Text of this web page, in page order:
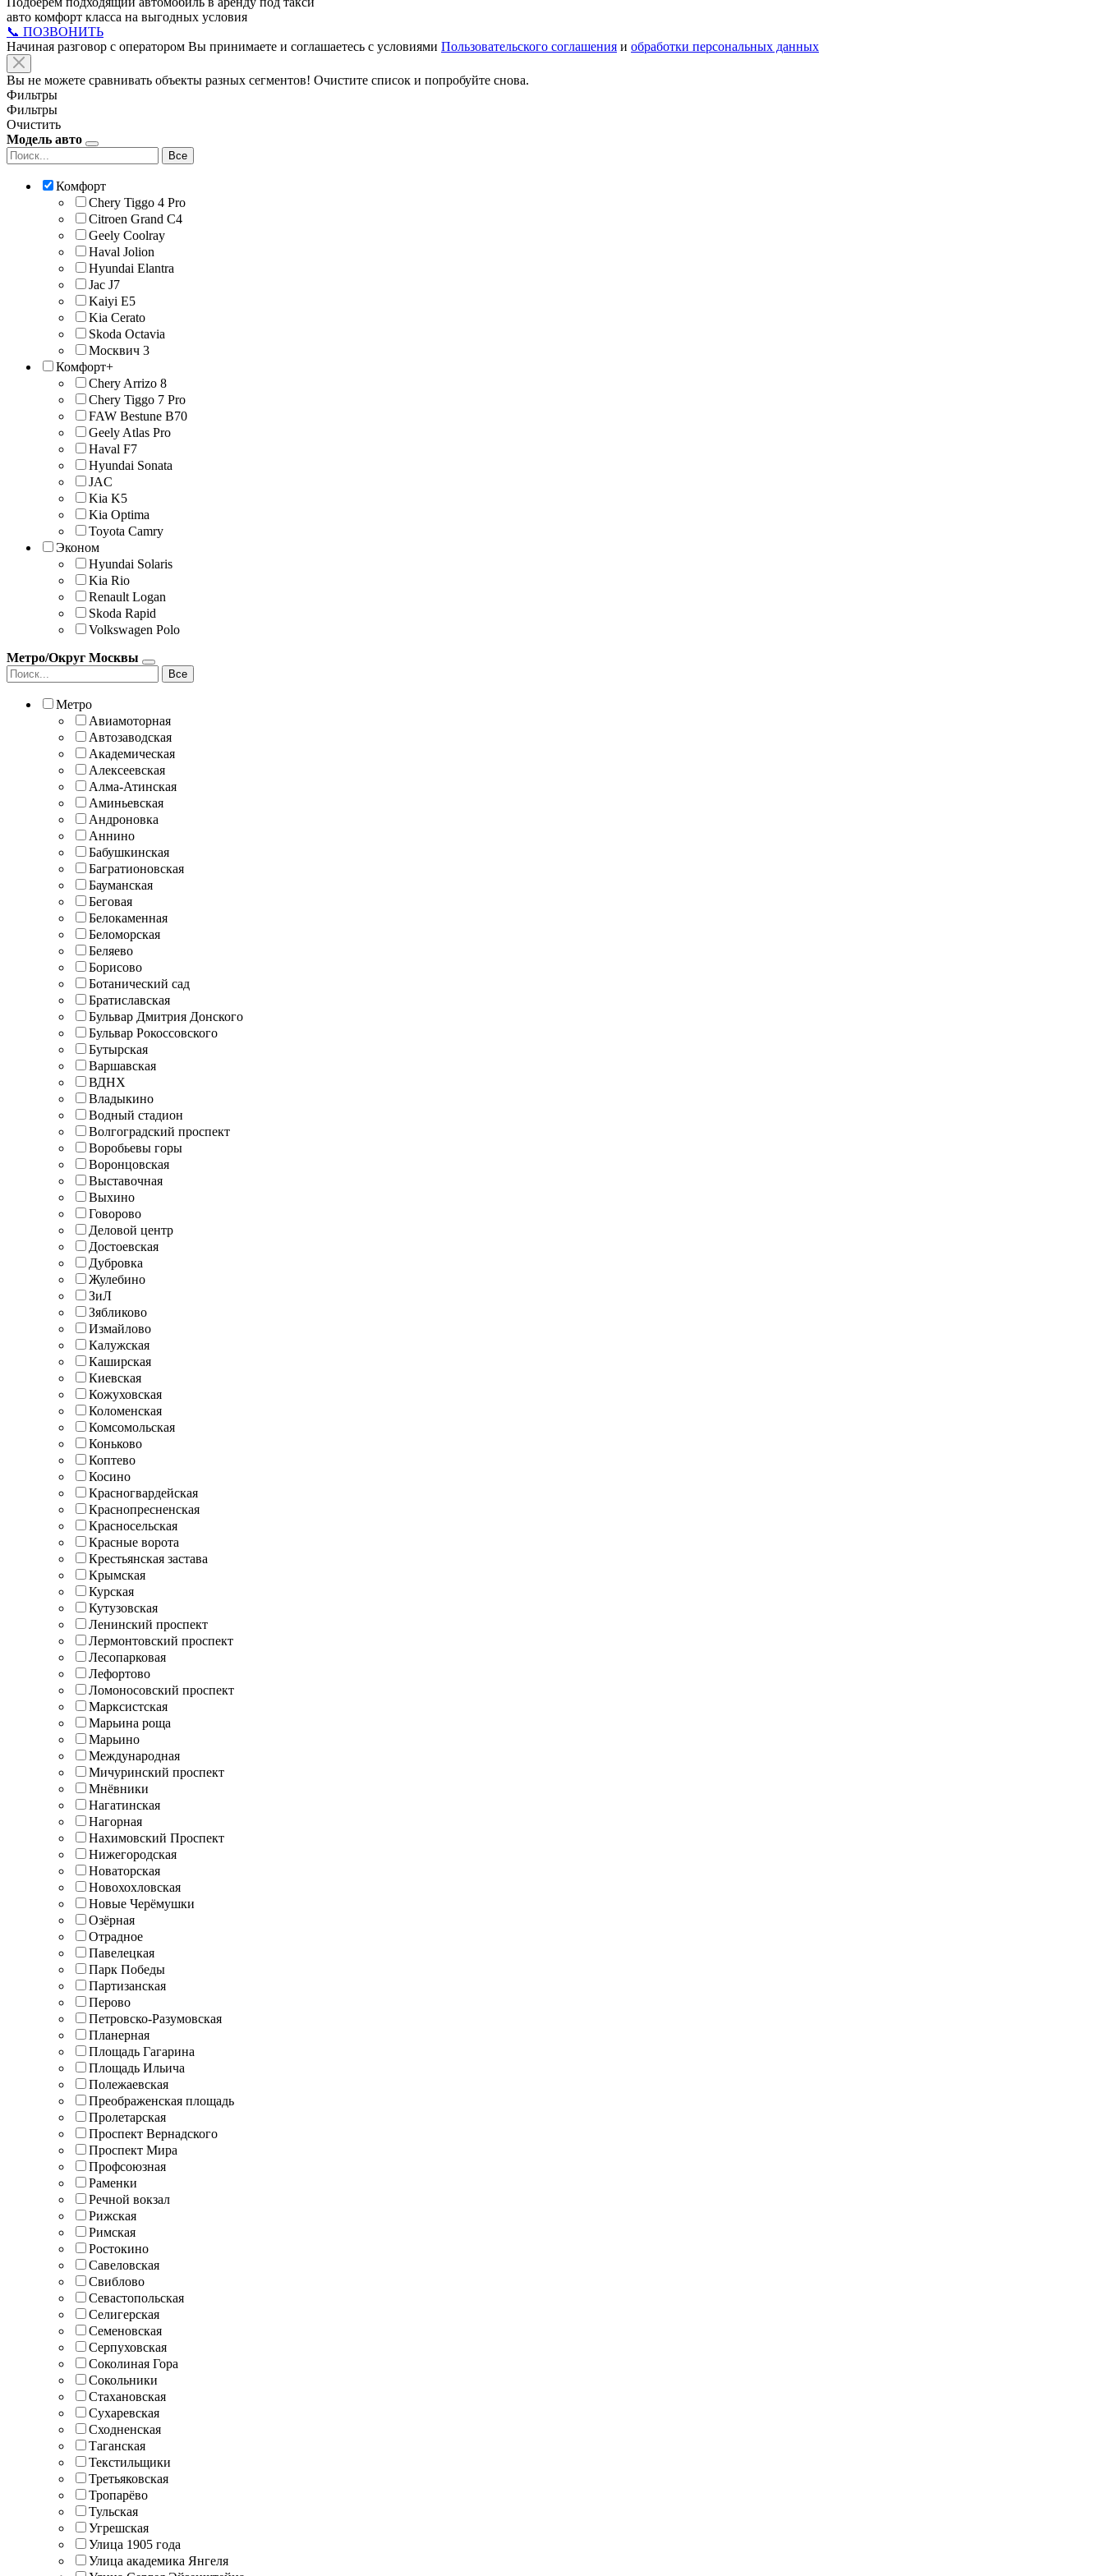
авто комфорт класса на выгодных условия
📞 ПОЗВОНИТЬ
Начиная разговор с оператором Вы принимаете и соглашаетесь с условиями Пользовательского соглашения и обработки персональных данных
Вы не можете сравнивать объекты разных сегментов! Очистите список и попробуйте снова.
Фильтры
Фильтры
Очистить
Модель авто
Все
Комфорт
Chery Tiggo 4 Pro
Citroen Grand C4
Geely Coolray
Haval Jolion
Hyundai Elantra
Jac J7
Kaiyi E5
Kia Cerato
Skoda Octavia
Москвич 3
Комфорт+
Chery Arrizo 8
Chery Tiggo 7 Pro
FAW Bestune B70
Geely Atlas Pro
Haval F7
Hyundai Sonata
JAС
Kia K5
Kia Optima
Toyota Camry
Эконом
Hyundai Solaris
Kia Rio
Renault Logan
Skoda Rapid
Volkswagen Polo
Метро/Округ Москвы
Все
Метро
Авиамоторная
Автозаводская
Академическая
Алексеевская
Алма-Атинская
Аминьевская
Андроновка
Аннино
Бабушкинская
Багратионовская
Бауманская
Беговая
Белокаменная
Беломорская
Беляево
Борисово
Ботанический сад
Братиславская
Бульвар Дмитрия Донского
Бульвар Рокоссовского
Бутырская
Варшавская
ВДНХ
Владыкино
Водный стадион
Волгоградский проспект
Воробьевы горы
Воронцовская
Выставочная
Выхино
Говорово
Деловой центр
Достоевская
Дубровка
Жулебино
ЗиЛ
Зябликово
Измайлово
Калужская
Каширская
Киевская
Кожуховская
Коломенская
Комсомольская
Коньково
Коптево
Косино
Красногвардейская
Краснопресненская
Красносельская
Красные ворота
Крестьянская застава
Крымская
Курская
Кутузовская
Ленинский проспект
Лермонтовский проспект
Лесопарковая
Лефортово
Ломоносовский проспект
Марксистская
Марьина роща
Марьино
Международная
Мичуринский проспект
Мнёвники
Нагатинская
Нагорная
Нахимовский Проспект
Нижегородская
Новаторская
Новохохловская
Новые Черёмушки
Озёрная
Отрадное
Павелецкая
Парк Победы
Партизанская
Перово
Петровско-Разумовская
Планерная
Площадь Гагарина
Площадь Ильича
Полежаевская
Преображенская площадь
Пролетарская
Проспект Вернадского
Проспект Мира
Профсоюзная
Раменки
Речной вокзал
Рижская
Римская
Ростокино
Савеловская
Свиблово
Севастопольская
Селигерская
Семеновская
Серпуховская
Соколиная Гора
Сокольники
Стахановская
Сухаревская
Сходненская
Таганская
Текстильщики
Третьяковская
Тропарёво
Тульская
Угрешская
Улица 1905 года
Улица академика Янгеля